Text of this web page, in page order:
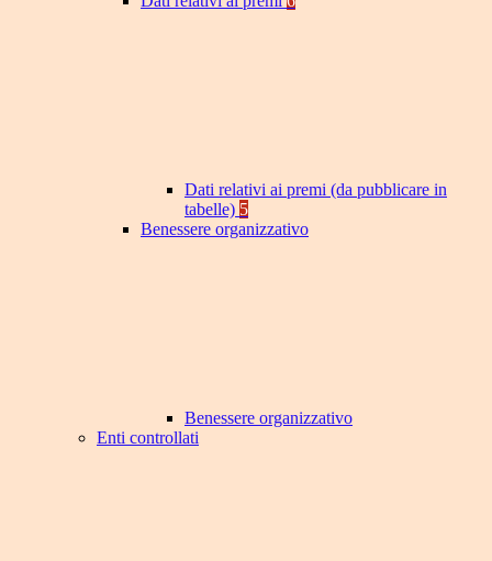
Dati relativi ai premi (da pubblicare in
tabelle) 5
Benessere organizzativo
Benessere organizzativo
Enti controllati